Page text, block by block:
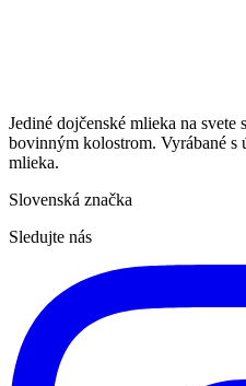
Jediné dojčenské mlieka na
bovinným kolostrom. Vyrábané s
mlieka.
Slovenská značka
Sledujte nás